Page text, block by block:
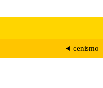
◄ cenismo